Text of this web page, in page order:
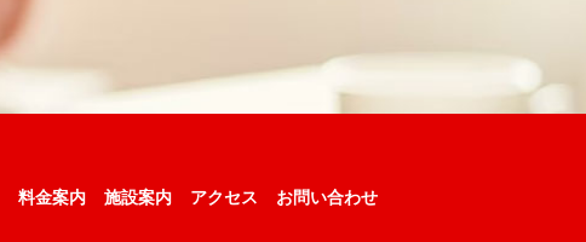
料金案内 施設案内 アクセス お問い合わせ